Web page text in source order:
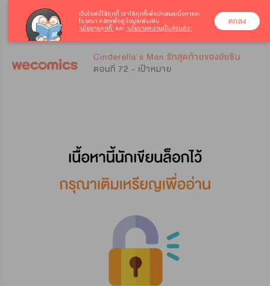
Cinderella's Man รักสุดท้ายของยัยซิน
ตอนที่ 72 - เป้าหมาย
เว็บไซต์นี้ใช้คุกกี้ เราใช้คุกกี้เพื่อนำเสนอเนื้อหาและ
โฆษณา คลิกเพื่อดูข้อมูลเพิ่มเติม
‘นโยบายคุกกี้’ และ ‘นโยบายความเป็นส่วนตัว’
ตกลง